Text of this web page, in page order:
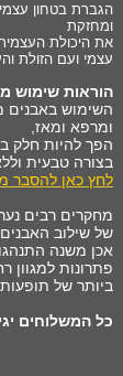
הגברת בטחון
ומחזקת
את היכולת
עצמי ועם הזולת
הוראות שימוש
השימוש באבנים
ומרפא ומאז,
הפך להיות חלק
בצורה טבעית
לחץ כאן להסבר
מחקרים רבים
של שילוב האבנים
אכן משנה
פתרונות למגוון
ביותר של תופעות
כל המשלוחים